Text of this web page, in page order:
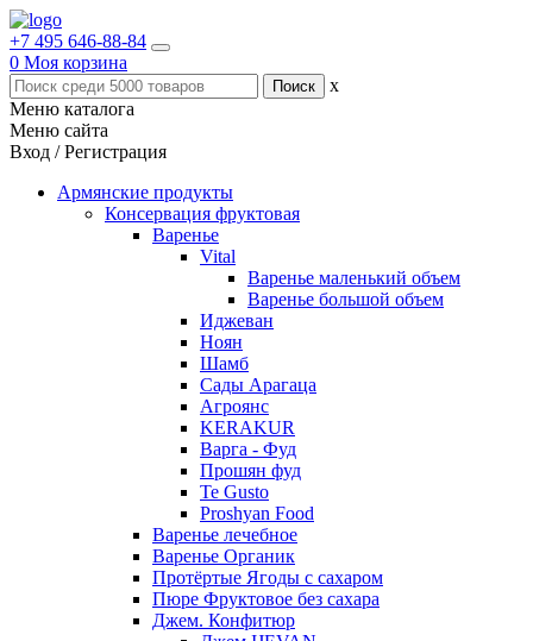
+7 495 646-88-84
0 Моя корзина
x
Меню каталога
Меню сайта
Вход / Регистрация
Армянские продукты
Консервация фруктовая
Варенье
Vital
Варенье маленький объем
Варенье большой объем
Иджеван
Ноян
Шамб
Сады Арагаца
Агроянс
KERAKUR
Варга - Фуд
Прошян фуд
Te Gusto
Proshyan Food
Варенье лечебное
Варенье Органик
Протёртые Ягоды с сахаром
Пюре Фруктовое без сахара
Джем. Конфитюр